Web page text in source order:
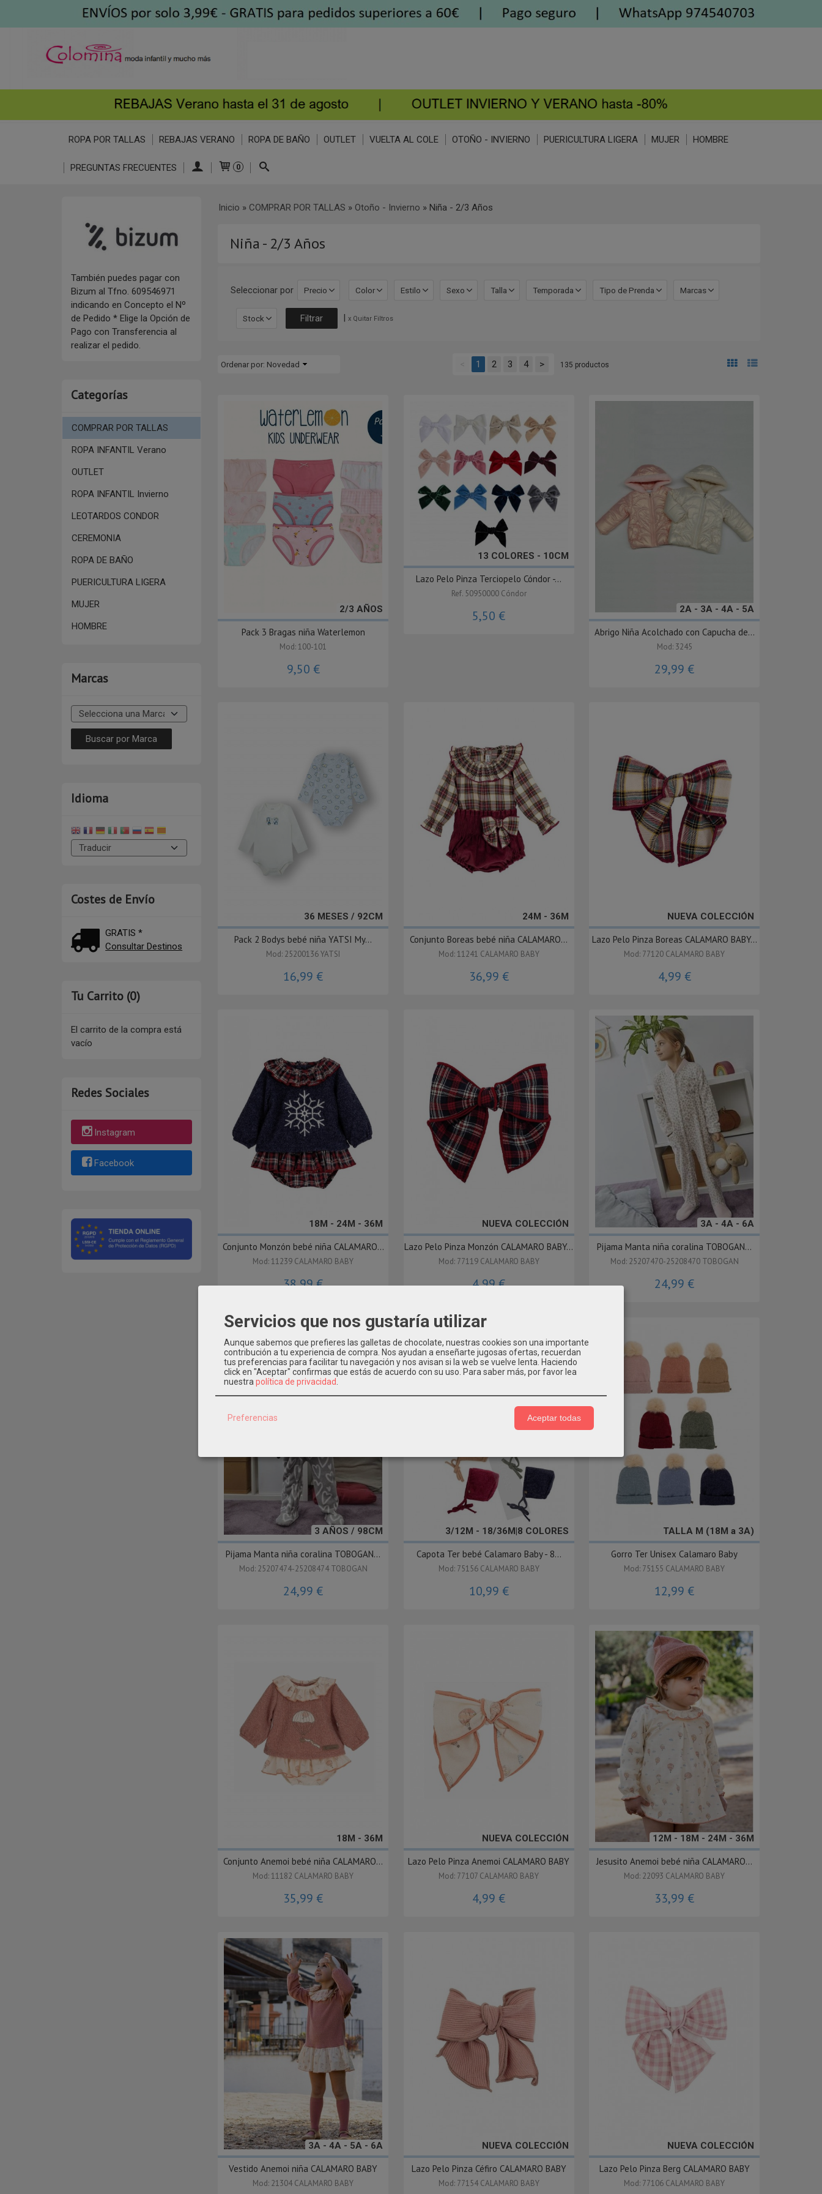
ROPA POR TALLAS REBAJAS VERANO ROPA DE BAÑO OUTLET VUELTA AL COLE OTOÑO - INVIERNO PUERICULTURA LIGERA MUJER HOMBRE
PREGUNTAS FRECUENTES 0
También puedes pagar con
Bizum al Tfno. 609546971
indicando en Concepto el Nº
de Pedido * Elige la Opción de
Pago con Transferencia al
realizar el pedido.
Categorías
COMPRAR POR TALLAS
ROPA INFANTIL Verano
OUTLET
ROPA INFANTIL Invierno
LEOTARDOS CONDOR
CEREMONIA
ROPA DE BAÑO
PUERICULTURA LIGERA
MUJER
HOMBRE
Marcas
Idioma
Costes de Envío
GRATIS *
Consultar Destinos
Tu Carrito (0)
El carrito de la compra está
vacío
Redes Sociales
Instagram
Facebook
Inicio » COMPRAR POR TALLAS » Otoño - Invierno » Niña - 2/3 Años
Niña - 2/3 Años
Seleccionar por Precio Color Estilo Sexo Talla Temporada Tipo de Prenda Marcas
Stock | x Quitar Filtros
Ordenar por: Novedad 1 2 3 4 > 135 productos
2/3 AÑOS
Pack 3 Bragas niña Waterlemon
Mod: 100-101
9,50 €
13 COLORES - 10CM
Lazo Pelo Pinza Terciopelo Cóndor -...
Ref. 50950000 Cóndor
5,50 € 2A - 3A - 4A - 5A
Abrigo Niña Acolchado con Capucha de...
Mod: 3245
29,99 €
36 MESES / 92CM
Pack 2 Bodys bebé niña YATSI My...
Mod: 25200136 YATSI
16,99 €
24M - 36M
Conjunto Boreas bebé niña CALAMARO...
Mod: 11241 CALAMARO BABY
36,99 €
NUEVA COLECCIÓN
Lazo Pelo Pinza Boreas CALAMARO BABY...
Mod: 77120 CALAMARO BABY
4,99 €
18M - 24M - 36M
Conjunto Monzón bebé niña CALAMARO...
Mod: 11239 CALAMARO BABY
38,99 €
NUEVA COLECCIÓN
Lazo Pelo Pinza Monzón CALAMARO BABY...
Mod: 77119 CALAMARO BABY
4,99 €
3A - 4A - 6A
Pijama Manta niña coralina TOBOGAN...
Mod: 25207470-25208470 TOBOGAN
24,99 €
3 AÑOS / 98CM
Pijama Manta niña coralina TOBOGAN...
Mod: 25207474-25208474 TOBOGAN
24,99 €
3/12M - 18/36M|8 COLORES
Capota Ter bebé Calamaro Baby - 8...
Mod: 75156 CALAMARO BABY
10,99 €
TALLA M (18M a 3A)
Gorro Ter Unisex Calamaro Baby
Mod: 75155 CALAMARO BABY
12,99 €
18M - 36M
Conjunto Anemoi bebé niña CALAMARO...
Mod: 11182 CALAMARO BABY
35,99 €
NUEVA COLECCIÓN
Lazo Pelo Pinza Anemoi CALAMARO BABY
Mod: 77107 CALAMARO BABY
4,99 €
12M - 18M - 24M - 36M
Jesusito Anemoi bebé niña CALAMARO...
Mod: 22093 CALAMARO BABY
33,99 €
3A - 4A - 5A - 6A
Vestido Anemoi niña CALAMARO BABY
Mod: 21304 CALAMARO BABY
NUEVA COLECCIÓN
Lazo Pelo Pinza Céfiro CALAMARO BABY
Mod: 77154 CALAMARO BABY
NUEVA COLECCIÓN
Lazo Pelo Pinza Berg CALAMARO BABY
Mod: 77106 CALAMARO BABY
Servicios que nos gustaría utilizar
Aunque sabemos que prefieres las galletas de chocolate, nuestras cookies son una importante
contribución a tu experiencia de compra. Nos ayudan a enseñarte jugosas ofertas, recuerdan
tus preferencias para facilitar tu navegación y nos avisan si la web se vuelve lenta. Haciendo
click en "Aceptar" confirmas que estás de acuerdo con su uso. Para saber más, por favor lea
nuestra política de privacidad
Preferencias Aceptar todas